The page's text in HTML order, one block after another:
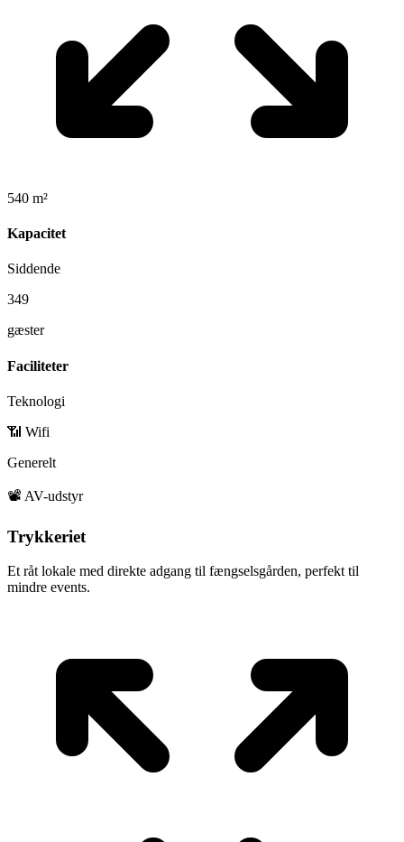
540 m²
Kapacitet
Siddende
349
gæster
Faciliteter
Teknologi
📶 Wifi
Generelt
📽️ AV-udstyr
Trykkeriet
Et råt lokale med direkte adgang til fængselsgården, perfekt til
mindre events.